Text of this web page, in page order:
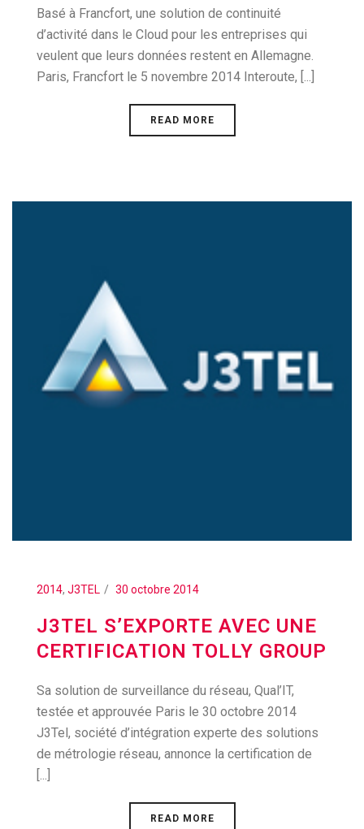
Basé à Francfort, une solution de continuité
d’activité dans le Cloud pour les entreprises qui
veulent que leurs données restent en Allemagne.
Paris, Francfort le 5 novembre 2014 Interoute, [...]
READ MORE
2014, J3TEL 30 octobre 2014
J3TEL S’EXPORTE AVEC UNE
CERTIFICATION TOLLY GROUP
Sa solution de surveillance du réseau, Qual’IT,
testée et approuvée Paris le 30 octobre 2014
J3Tel, société d’intégration experte des solutions
de métrologie réseau, annonce la certification de
[...]
READ MORE